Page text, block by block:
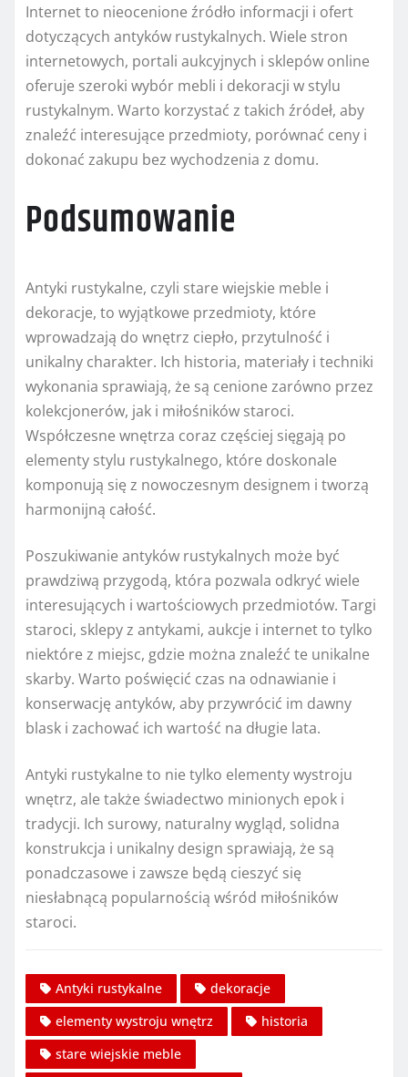
Internet to nieocenione źródło informacji i ofert
dotyczących antyków rustykalnych. Wiele stron
internetowych, portali aukcyjnych i sklepów online
oferuje szeroki wybór mebli i dekoracji w stylu
rustykalnym. Warto korzystać z takich źródeł, aby
znaleźć interesujące przedmioty, porównać ceny i
dokonać zakupu bez wychodzenia z domu.
Podsumowanie
Antyki rustykalne, czyli stare wiejskie meble i
dekoracje, to wyjątkowe przedmioty, które
wprowadzają do wnętrz ciepło, przytulność i
unikalny charakter. Ich historia, materiały i techniki
wykonania sprawiają, że są cenione zarówno przez
kolekcjonerów, jak i miłośników staroci.
Współczesne wnętrza coraz częściej sięgają po
elementy stylu rustykalnego, które doskonale
komponują się z nowoczesnym designem i tworzą
harmonijną całość.
Poszukiwanie antyków rustykalnych może być
prawdziwą przygodą, która pozwala odkryć wiele
interesujących i wartościowych przedmiotów. Targi
staroci, sklepy z antykami, aukcje i internet to tylko
niektóre z miejsc, gdzie można znaleźć te unikalne
skarby. Warto poświęcić czas na odnawianie i
konserwację antyków, aby przywrócić im dawny
blask i zachować ich wartość na długie lata.
Antyki rustykalne to nie tylko elementy wystroju
wnętrz, ale także świadectwo minionych epok i
tradycji. Ich surowy, naturalny wygląd, solidna
konstrukcja i unikalny design sprawiają, że są
ponadczasowe i zawsze będą cieszyć się
niesłabnącą popularnością wśród miłośników
staroci.
Antyki rustykalne
dekoracje
elementy wystroju wnętrz
historia
stare wiejskie meble